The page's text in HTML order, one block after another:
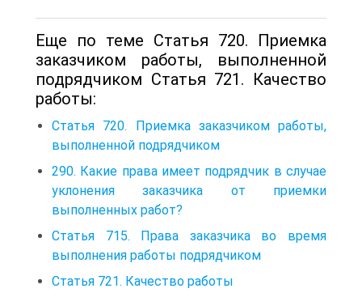
Еще по теме Статья 720. Приемка
заказчиком работы, выполненной
подрядчиком Статья 721. Качество
работы:
Статья 720. Приемка заказчиком работы,
выполненной подрядчиком
290. Какие права имеет подрядчик в случае
уклонения заказчика от приемки
выполненных работ?
Статья 715. Права заказчика во время
выполнения работы подрядчиком
Статья 721. Качество работы